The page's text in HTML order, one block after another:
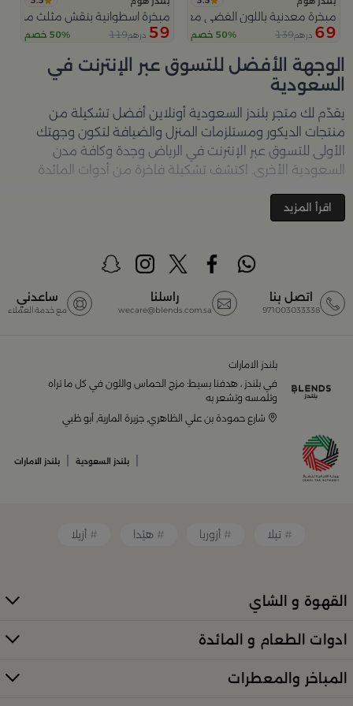
مبخرة معدنية باللون الفضي مع قواعد دائرية من ملاذ
69 درهم139 50% خصم
مبخرة اسطوانية بنقش مثلث من
59 درهم119 50% خصم
الوجهة الأفضل للتسوق عبر الإنترنت في
السعودية
يقدّم لك متجر بلندز السعودية أونلاين أفضل تشكيلة من
منتجات الديكور ومستلزمات المنزل والضيافة لتكون وجهتك
الأولى للتسوق عبر الإنترنت في الرياض وجدة وكافة مدن
السعودية الأخرى. اكتشف تشكيلة فاخرة من أدوات المائدة
جمالية على كل زاوية في منزلك – كل ذلك وأكثر في مكان واحد.
أفضل المنتجات والتصاميم في السعودية
منزلك وإضفاء لمسات أناقة. ستجد لدينا كل ما ترغب به من:
أواني تقديم فاخرة وأطقم مائدة راقية
أدوات القهوة والشاي الفريدة
قطع ديكور منزلية تضفي لمسة فنية
تسوقي أدوات تقديم وضيافة راقية في
إذا كنتِ تبحثين عن أدوات تقديم مميزة لإفطار العائلة أو احتفال
اقرأ المزيد
اتصل بنا
971003033338
راسلنا
wecare@blends.com.sa
ساعدني
مع خدمة العملاء
بلندز الامارات
في بلندز ، هدفنا بسيط: مزج الحماس واللون في كل ما تراه
وتلمسه وتشعر به
شارع حمودة بن علي الظاهري, جزيرة المارية, أبو ظبي
بلندز السعودية بلندز الامارات
تيلا أزوريا هيْدا أزيلا
القهوة و الشاي
ادوات الطعام و المائدة
المباخر والمعطرات